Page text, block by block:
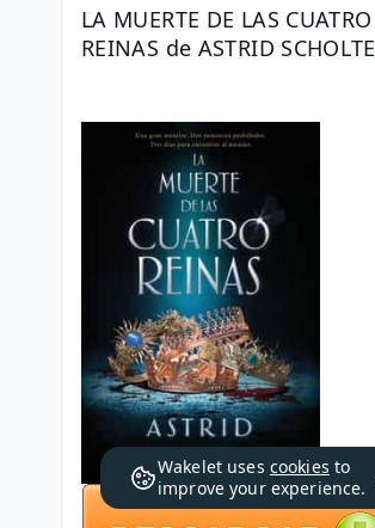
LA MUERTE DE LAS CUATRO
REINAS de ASTRID SCHOLTE
Wakelet uses cookies to
improve your experience.